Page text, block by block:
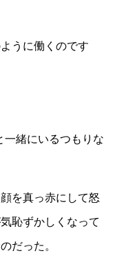
うに働くのです
緒にいるつもりな
を真っ赤にして怒
恥ずかしくなって
だった。